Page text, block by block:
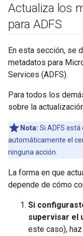
Actualiza los
para ADFS
En esta sección, se
metadatos para
Services (ADFS).
Para todos los
sobre la
Nota: Si ADFS
automáticamente el
ninguna acción.
La forma en que
depende de cómo
Si
supervisar el
este caso),